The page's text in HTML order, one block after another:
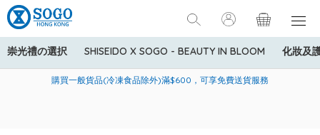
崇光禮の選択 SHISEIDO X SOGO - BEAUTY IN BLOOM 化妝及
美國運通Explorer®信用卡會員購物禮遇：高達5%簽賬回贈！
購買一般貨品(冷凍食品除外)滿$600，可享免費送貨服務
寄送中國內地服務只適用於指定商品，若訂單金額少於HK$600(折